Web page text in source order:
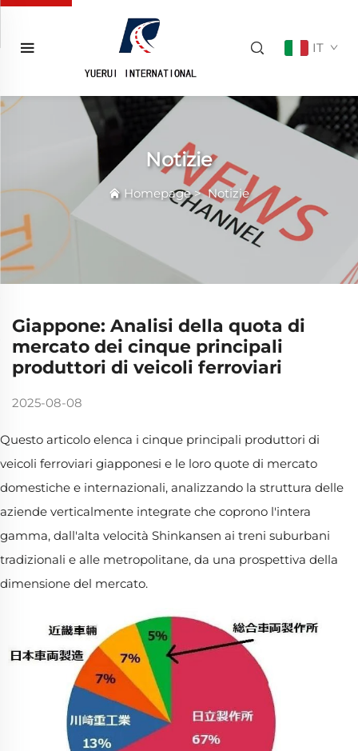
IT
Notizie
Homepage>Notizie
Giappone: Analisi della quota di
mercato dei cinque principali
produttori di veicoli ferroviari
2025-08-08
Questo articolo elenca i cinque principali produttori di
veicoli ferroviari giapponesi e le loro quote di mercato
domestiche e internazionali, analizzando la struttura delle
aziende verticalmente integrate che coprono l'intera
gamma, dall'alta velocità Shinkansen ai treni suburbani
tradizionali e alle metropolitane, da una prospettiva della
dimensione del mercato.